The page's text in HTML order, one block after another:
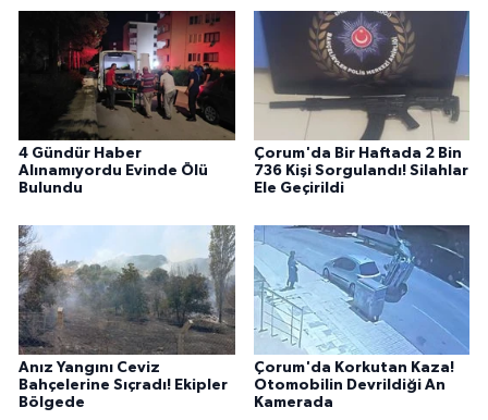
4 Gündür Haber
Alınamıyordu Evinde Ölü
Bulundu
Çorum'da Bir Haftada 2 Bin
736 Kişi Sorgulandı! Silahlar
Ele Geçirildi
Anız Yangını Ceviz
Bahçelerine Sıçradı! Ekipler
Bölgede
Çorum'da Korkutan Kaza!
Otomobilin Devrildiği An
Kamerada